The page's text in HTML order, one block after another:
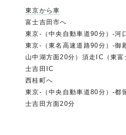
東京から車
富士吉田市へ
東京-（中央自動車道90分）-河
東京-（東名高速道路90分）-御
山中湖方面20分）須走IC（東
士吉田IC
西桂町へ
東京-（中央自動車道80分）-都
士吉田方面20分